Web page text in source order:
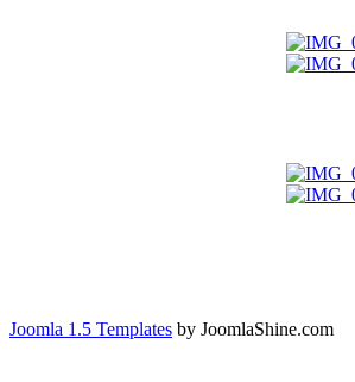
Joomla 1.5 Templates by JoomlaShine.com